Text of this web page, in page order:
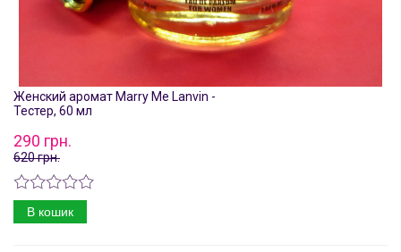
Женский аромат Marry Me Lanvin -
Тестер, 60 мл
290 грн.
620 грн.
В кошик